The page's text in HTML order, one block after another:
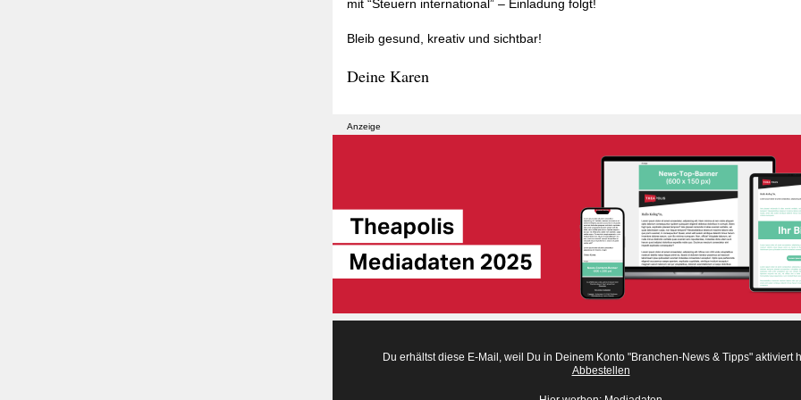
mit “Steuern international” – Einladung folgt!
Bleib gesund, kreativ und sichtbar!
Deine Karen
Anzeige
Du erhältst diese E-Mail, weil Du in Deinem Konto "Branchen-News & Tipps" aktiviert
Abbestellen